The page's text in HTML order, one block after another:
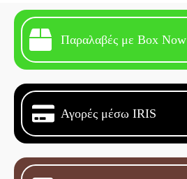
Παραλαβές με Box Now
Αγορές μέσω IRIS